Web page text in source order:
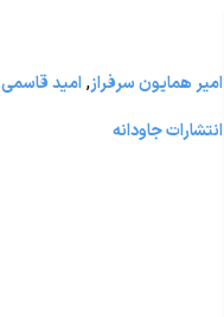
امید قاسمی,امیر همایون سرفراز
انتشارات جاودانه